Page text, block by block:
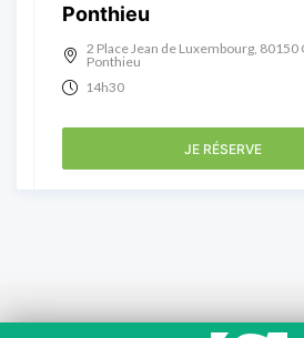
Ponthieu
2 Place Jean de Luxembourg, 80150
Ponthieu
14h30
JE RÉSERVE